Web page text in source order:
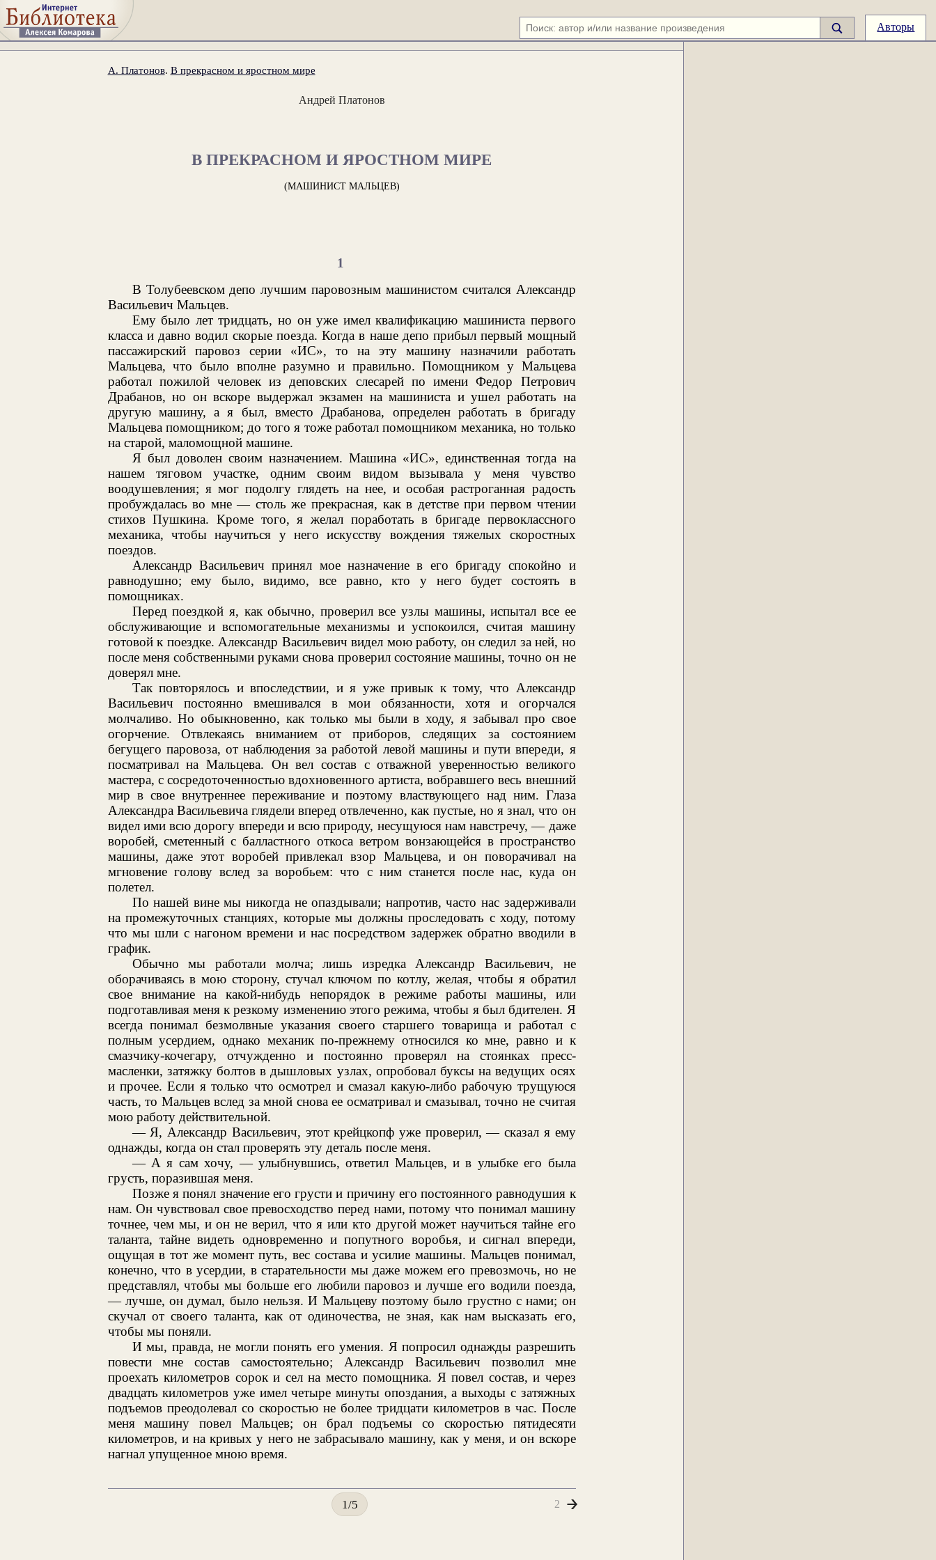
Авторы
А. Платонов. В прекрасном и яростном мире
Андрей Платонов
В ПРЕКРАСНОМ И ЯРОСТНОМ МИРЕ
(МАШИНИСТ МАЛЬЦЕВ)
1
В Толубеевском депо лучшим паровозным машинистом считался Александр
Васильевич Мальцев.
Ему было лет тридцать, но он уже имел квалификацию машиниста первого
класса и давно водил скорые поезда. Когда в наше депо прибыл первый мощный
пассажирский паровоз серии «ИС», то на эту машину назначили работать
Мальцева, что было вполне разумно и правильно. Помощником у Мальцева
работал пожилой человек из деповских слесарей по имени Федор Петрович
Драбанов, но он вскоре выдержал экзамен на машиниста и ушел работать на
другую машину, а я был, вместо Драбанова, определен работать в бригаду
Мальцева помощником; до того я тоже работал помощником механика, но только
на старой, маломощной машине.
Я был доволен своим назначением. Машина «ИС», единственная тогда на
нашем тяговом участке, одним своим видом вызывала у меня чувство
воодушевления; я мог подолгу глядеть на нее, и особая растроганная радость
пробуждалась во мне — столь же прекрасная, как в детстве при первом чтении
стихов Пушкина. Кроме того, я желал поработать в бригаде первоклассного
механика, чтобы научиться у него искусству вождения тяжелых скоростных
поездов.
Александр Васильевич принял мое назначение в его бригаду спокойно и
равнодушно; ему было, видимо, все равно, кто у него будет состоять в
помощниках.
Перед поездкой я, как обычно, проверил все узлы машины, испытал все ее
обслуживающие и вспомогательные механизмы и успокоился, считая машину
готовой к поездке. Александр Васильевич видел мою работу, он следил за ней, но
после меня собственными руками снова проверил состояние машины, точно он не
доверял мне.
Так повторялось и впоследствии, и я уже привык к тому, что Александр
Васильевич постоянно вмешивался в мои обязанности, хотя и огорчался
молчаливо. Но обыкновенно, как только мы были в ходу, я забывал про свое
огорчение. Отвлекаясь вниманием от приборов, следящих за состоянием
бегущего паровоза, от наблюдения за работой левой машины и пути впереди, я
посматривал на Мальцева. Он вел состав с отважной уверенностью великого
мастера, с сосредоточенностью вдохновенного артиста, вобравшего весь внешний
мир в свое внутреннее переживание и поэтому властвующего над ним. Глаза
Александра Васильевича глядели вперед отвлеченно, как пустые, но я знал, что он
видел ими всю дорогу впереди и всю природу, несущуюся нам навстречу, — даже
воробей, сметенный с балластного откоса ветром вонзающейся в пространство
машины, даже этот воробей привлекал взор Мальцева, и он поворачивал на
мгновение голову вслед за воробьем: что с ним станется после нас, куда он
полетел.
По нашей вине мы никогда не опаздывали; напротив, часто нас задерживали
на промежуточных станциях, которые мы должны проследовать с ходу, потому
что мы шли с нагоном времени и нас посредством задержек обратно вводили в
график.
Обычно мы работали молча; лишь изредка Александр Васильевич, не
оборачиваясь в мою сторону, стучал ключом по котлу, желая, чтобы я обратил
свое внимание на какой-нибудь непорядок в режиме работы машины, или
подготавливая меня к резкому изменению этого режима, чтобы я был бдителен. Я
всегда понимал безмолвные указания своего старшего товарища и работал с
полным усердием, однако механик по-прежнему относился ко мне, равно и к
смазчику-кочегару, отчужденно и постоянно проверял на стоянках пресс-
масленки, затяжку болтов в дышловых узлах, опробовал буксы на ведущих осях
и прочее. Если я только что осмотрел и смазал какую-либо рабочую трущуюся
часть, то Мальцев вслед за мной снова ее осматривал и смазывал, точно не считая
мою работу действительной.
— Я, Александр Васильевич, этот крейцкопф уже проверил, — сказал я ему
однажды, когда он стал проверять эту деталь после меня.
— А я сам хочу, — улыбнувшись, ответил Мальцев, и в улыбке его была
грусть, поразившая меня.
Позже я понял значение его грусти и причину его постоянного равнодушия к
нам. Он чувствовал свое превосходство перед нами, потому что понимал машину
точнее, чем мы, и он не верил, что я или кто другой может научиться тайне его
таланта, тайне видеть одновременно и попутного воробья, и сигнал впереди,
ощущая в тот же момент путь, вес состава и усилие машины. Мальцев понимал,
конечно, что в усердии, в старательности мы даже можем его превозмочь, но не
представлял, чтобы мы больше его любили паровоз и лучше его водили поезда,
— лучше, он думал, было нельзя. И Мальцеву поэтому было грустно с нами; он
скучал от своего таланта, как от одиночества, не зная, как нам высказать его,
чтобы мы поняли.
И мы, правда, не могли понять его умения. Я попросил однажды разрешить
повести мне состав самостоятельно; Александр Васильевич позволил мне
проехать километров сорок и сел на место помощника. Я повел состав, и через
двадцать километров уже имел четыре минуты опоздания, а выходы с затяжных
подъемов преодолевал со скоростью не более тридцати километров в час. После
меня машину повел Мальцев; он брал подъемы со скоростью пятидесяти
километров, и на кривых у него не забрасывало машину, как у меня, и он вскоре
нагнал упущенное мною время.
1/5 2